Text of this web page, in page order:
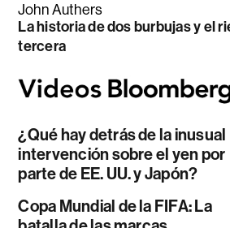
John Authers
La historia de dos burbujas y el
tercera
¿Qué hay detrás de la inusual
intervención sobre el yen por
parte de EE. UU. y Japón?
Copa Mundial de la FIFA: La